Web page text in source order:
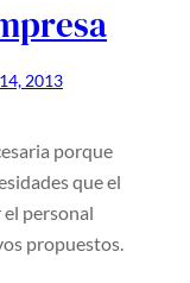
2013
porque
que el
personal
propuestos.